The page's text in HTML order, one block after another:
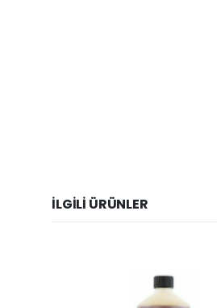
İLGILI ÜRÜNLER